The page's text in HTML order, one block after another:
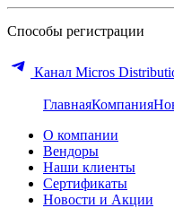
Способы регистрации
Канал Micros
ГлавнаяКомпания
О компании
Вендоры
Наши клиенты
Сертификаты
Новости и Акции